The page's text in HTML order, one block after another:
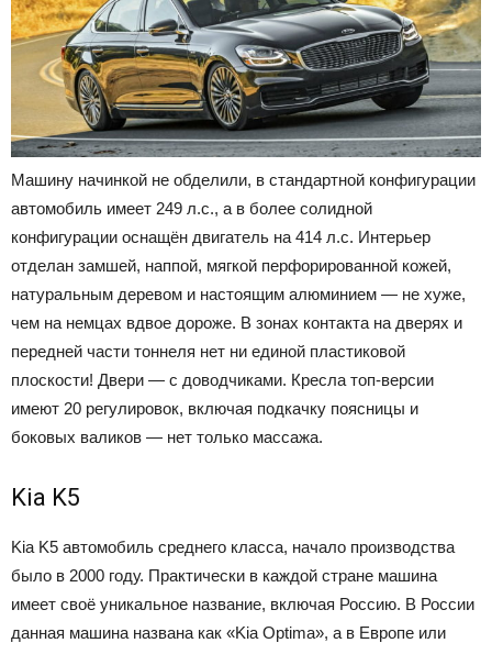
Машину начинкой не обделили, в стандартной конфигурации
автомобиль имеет 249 л.с., а в более солидной
конфигурации оснащён двигатель на 414 л.с. Интерьер
отделан замшей, наппой, мягкой перфорированной кожей,
натуральным деревом и настоящим алюминием — не хуже,
чем на немцах вдвое дороже. В зонах контакта на дверях и
передней части тоннеля нет ни единой пластиковой
плоскости! Двери — с доводчиками. Кресла топ-версии
имеют 20 регулировок, включая подкачку поясницы и
боковых валиков — нет только массажа.
Kia K5
Kia K5 автомобиль среднего класса, начало производства
было в 2000 году. Практически в каждой стране машина
имеет своё уникальное название, включая Россию. В России
данная машина названа как «Kia Optima», а в Европе или